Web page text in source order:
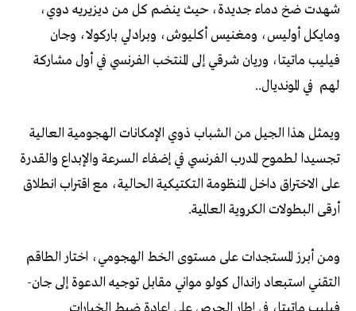
شهدت ضخ دماء جديدة، حيث ينضم كل من ديزيريه دوي،
ومايكل أوليس، ومغنيس أكليوش، وبرادلي باركولا، وجان
فيليب ماتيتا، وريان شرقي إلى المنتخب الفرنسي في أول مشاركة
لهم في المونديال..
ويمثل هذا الجيل من الشباب ذوي الإمكانات الهجومية العالية
تجسيدا لطموح المدرب الفرنسي في إضفاء السرعة والإبداع والقدرة
على الاختراق داخل المنظومة التكتيكية الحالية، مع اقتراب انطلاق
أرقى البطولات الكروية العالمية.
ومن أبرز المستجدات على مستوى الخط الهجومي، اختار الطاقم
التقني استبعاد راندال كولو مواني مقابل توجيه الدعوة إلى جان-